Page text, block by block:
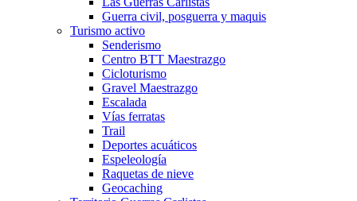
Guerra civil, posguerra y maquis
Turismo activo
Senderismo
Centro BTT Maestrazgo
Cicloturismo
Gravel Maestrazgo
Escalada
Vías ferratas
Trail
Deportes acuáticos
Espeleología
Raquetas de nieve
Geocaching